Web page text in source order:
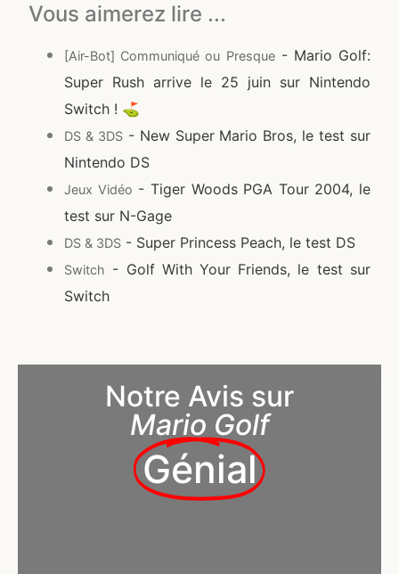
Vous aimerez lire ...
[Air-Bot] Communiqué ou Presque- Mario Golf:
Super Rush arrive le 25 juin sur Nintendo
Switch ! ⛳
DS & 3DS- New Super Mario Bros, le test sur
Nintendo DS
Jeux Vidéo - Tiger Woods PGA Tour 2004, le
test sur N-Gage
DS & 3DS - Super Princess Peach, le test DS
Switch - Golf With Your Friends, le test sur
Switch
Notre Avis sur
Mario Golf
Génial